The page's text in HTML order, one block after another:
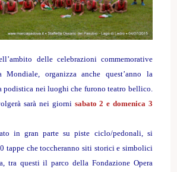
delle celebrazioni commemorative
Mondiale, organizza anche quest’anno la
podistica nei luoghi che furono teatro bellico.
sarà nei giorni sabato 2 e domenica 3
in gran parte su piste ciclo/pedonali, si
tappe che toccheranno siti storici e simbolici
tra questi il parco della Fondazione Opera